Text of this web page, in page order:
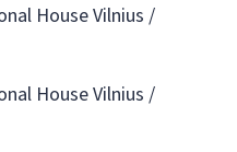
House Vilnius /
House Vilnius /